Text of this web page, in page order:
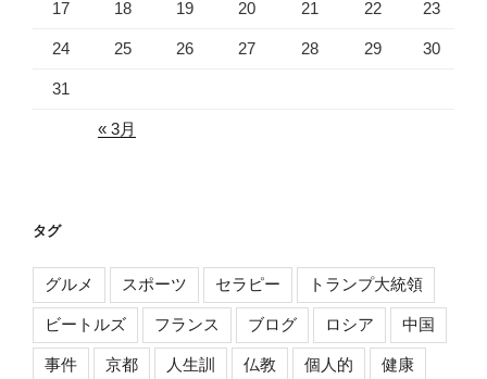
17 18 19 20 21 22 23
24 25 26 27 28 29 30
31
« 3月
タグ
グルメ スポーツ セラピー トランプ大統領
ビートルズ フランス ブログ ロシア 中国
事件 京都 人生訓 仏教 個人的 健康